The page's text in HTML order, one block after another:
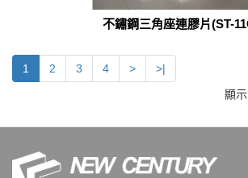
不鏽鋼三角座連膠片(ST-
1 2 3 4 >
>|
顯